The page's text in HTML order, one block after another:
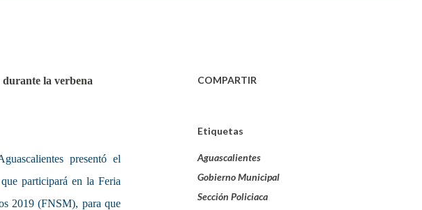
la verbena
presentó el
participará en la Feria
2019 (FNSM), para que
COMPARTIR
Etiquetas
Aguascalientes
Gobierno Municipal
Sección Policiaca